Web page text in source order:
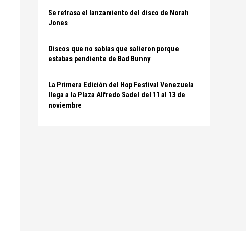
Se retrasa el lanzamiento del disco de Norah
Jones
Discos que no sabías que salieron porque
estabas pendiente de Bad Bunny
La Primera Edición del Hop Festival Venezuela
llega a la Plaza Alfredo Sadel del 11 al 13 de
noviembre